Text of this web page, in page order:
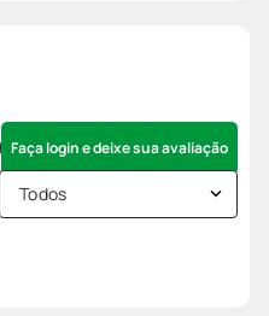
Faça login e deixe sua avaliação
Todos